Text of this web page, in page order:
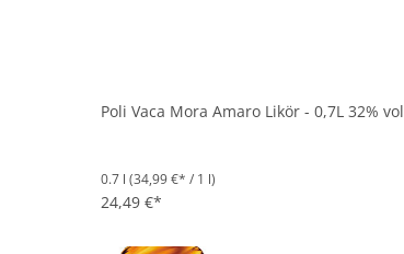
Poli Vaca Mora Amaro Likör - 0,7L 32% vol
0.7 l (34,99 €* / 1 l)
24,49 €*